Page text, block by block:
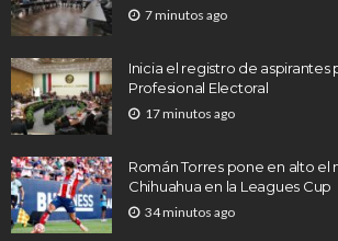
7 minutos ago
Inicia el registro de aspirantes
Profesional Electoral
17 minutos ago
Román Torres pone en alto el
Chihuahua en la Leagues Cup
34 minutos ago